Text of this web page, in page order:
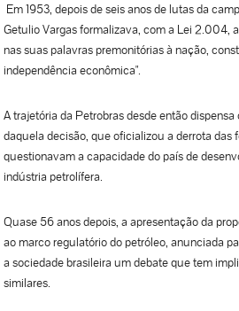
Em 1953, depois de seis anos de lutas da
Getulio Vargas formalizava, com a Lei 2.004,
nas suas palavras premonitórias à nação,
independência econômica".
A trajetória da Petrobras desde então
daquela decisão, que oficializou a derrota das
questionavam a capacidade do país de
indústria petrolífera.
Quase 56 anos depois, a apresentação da
ao marco regulatório do petróleo, anunciada
a sociedade brasileira um debate que tem
similares.